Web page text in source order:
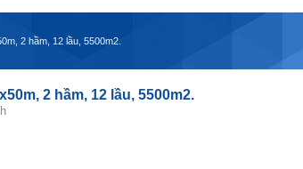
2 hầm, 12 lầu, 5500m2.
2 hầm, 12 lầu, 5500m2.